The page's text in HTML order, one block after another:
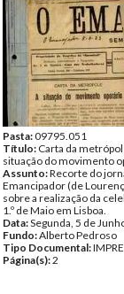
Pasta:09795.051
Título: Carta da
situação do movimento
Assunto:Recorte do
Emancipador (de
sobre a realização da
1.º de Maio em Lisboa.
Data:Segunda, 5 de
Fundo:Alberto Pedroso
Tipo Documental:
Página(s):2